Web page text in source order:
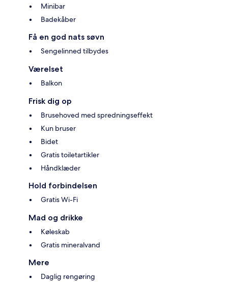
Minibar
Badekåber
Få en god nats søvn
Sengelinned tilbydes
Værelset
Balkon
Frisk dig op
Brusehoved med spredningseffekt
Kun bruser
Bidet
Gratis toiletartikler
Håndklæder
Hold forbindelsen
Gratis Wi-Fi
Mad og drikke
Køleskab
Gratis mineralvand
Mere
Daglig rengøring